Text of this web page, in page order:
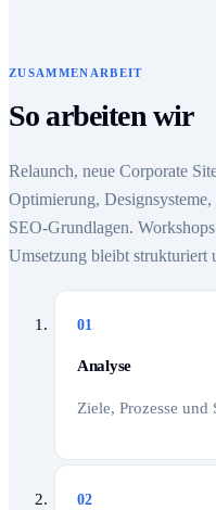
ZUSAMMENARBEIT
So arbeiten wir
Relaunch, neue Corporate
Optimierung,
SEO-Grundlagen.
Umsetzung bleibt strukturiert
01
Analyse
Ziele, Prozesse und
02